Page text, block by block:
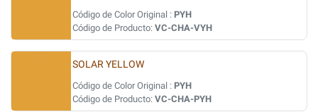
Código de Color Original : PYH
Código de Producto: VC-CHA-VYH
SOLAR YELLOW
Código de Color Original : PYH
Código de Producto: VC-CHA-PYH